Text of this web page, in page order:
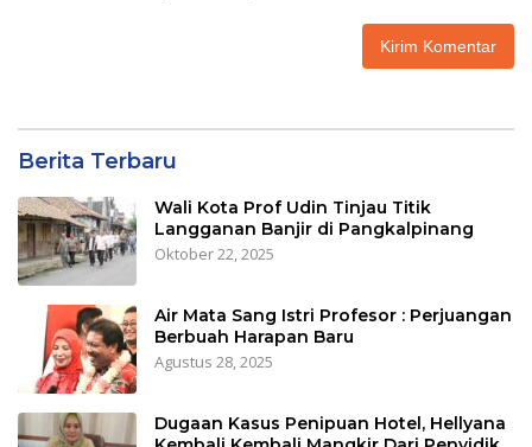
Berita Terbaru
Wali Kota Prof Udin Tinjau Titik
Langganan Banjir di Pangkalpinang
Oktober 22, 2025
Air Mata Sang Istri Profesor : Perjuangan
Berbuah Harapan Baru
Agustus 28, 2025
Dugaan Kasus Penipuan Hotel, Hellyana